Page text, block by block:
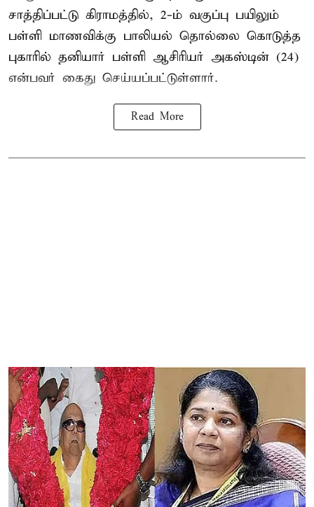
சாத்திப்பட்டு கிராமத்தில், 2-ம் வகுப்பு பயிலும்
பள்ளி மாணவிக்கு பாலியல் தொல்லை கொடுத்த
புகாரில் தனியார் பள்ளி ஆசிரியர் அகஸ்டின் (24)
என்பவர் கைது செய்யப்பட்டுள்ளார்.
Read More